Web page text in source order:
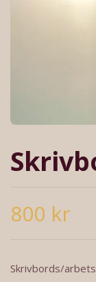
800 kr
Skrivbords/